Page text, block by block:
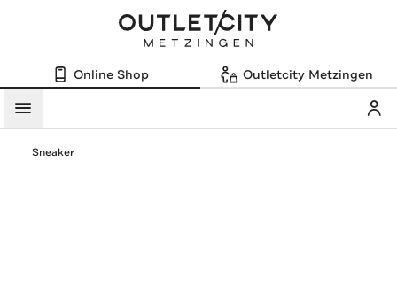
Online Shop Outletcity Metzingen
Menü
Sneaker